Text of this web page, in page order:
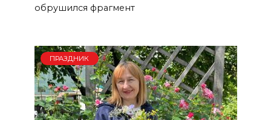
обрушился фрагмент
ПРАЗДНИК